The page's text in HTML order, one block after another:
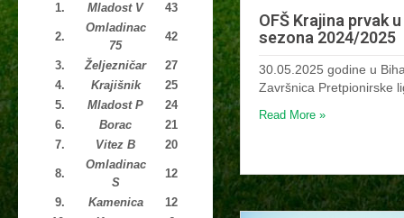
1.
Mladost V 43
2.
Omladinac
75
42
3. Željezničar
27
4.
Krajišnik
25
5.
Mladost P
24
6.
Borac
21
7.
Vitez B 20
8.
Omladinac
S
12
9. Kamenica
12
OFŠ Krajina prvak
sezona 2024/2025
30.05.2025 godine u
Završnica Pretpionirske
Read More »